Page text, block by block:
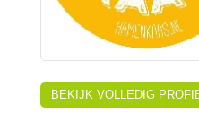
BEKIJK VOLLEDIG